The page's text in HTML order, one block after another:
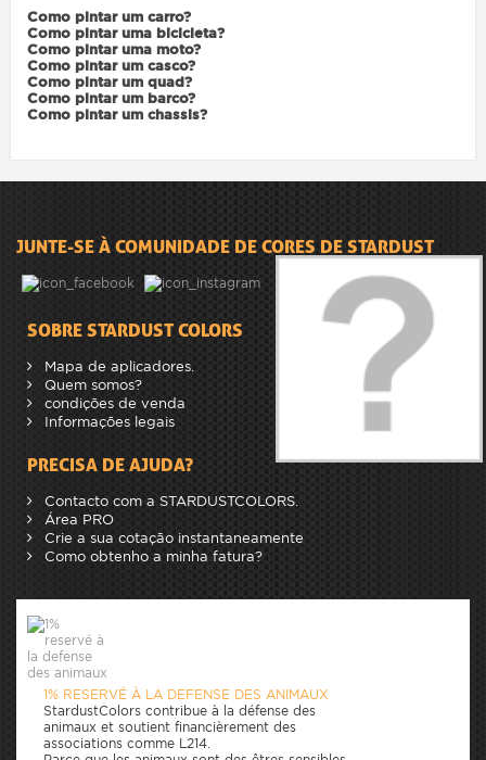
Como pintar um carro?
Como pintar uma bicicleta?
Como pintar uma moto?
Como pintar um casco?
Como pintar um quad?
Como pintar um barco?
Como pintar um chassis?
JUNTE-SE À COMUNIDADE DE CORES DE STARDUST
SOBRE STARDUST COLORS
Mapa de aplicadores.
Quem somos?
condições de venda
Informações legais
PRECISA DE AJUDA?
Contacto com a STARDUSTCOLORS.
Área PRO
Crie a sua cotação instantaneamente
Como obtenho a minha fatura?
1% RESERVÉ À LA DEFENSE DES ANIMAUX
StardustColors contribue à la défense des
animaux et soutient financièrement des
associations comme L214.